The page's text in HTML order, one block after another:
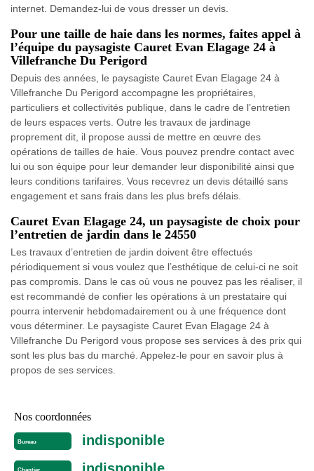
internet. Demandez-lui de vous dresser un devis.
Pour une taille de haie dans les normes, faites appel à
l’équipe du paysagiste Cauret Evan Elagage 24 à
Villefranche Du Perigord
Depuis des années, le paysagiste Cauret Evan Elagage 24 à
Villefranche Du Perigord accompagne les propriétaires,
particuliers et collectivités publique, dans le cadre de l’entretien
de leurs espaces verts. Outre les travaux de jardinage
proprement dit, il propose aussi de mettre en œuvre des
opérations de tailles de haie. Vous pouvez prendre contact avec
lui ou son équipe pour leur demander leur disponibilité ainsi que
leurs conditions tarifaires. Vous recevrez un devis détaillé sans
engagement et sans frais dans les plus brefs délais.
Cauret Evan Elagage 24, un paysagiste de choix pour
l’entretien de jardin dans le 24550
Les travaux d’entretien de jardin doivent être effectués
périodiquement si vous voulez que l’esthétique de celui-ci ne soit
pas compromis. Dans le cas où vous ne pouvez pas les réaliser, il
est recommandé de confier les opérations à un prestataire qui
pourra intervenir hebdomadairement ou à une fréquence dont
vous déterminer. Le paysagiste Cauret Evan Elagage 24 à
Villefranche Du Perigord vous propose ses services à des prix qui
sont les plus bas du marché. Appelez-le pour en savoir plus à
propos de ses services.
Nos coordonnées
Bureau indisponible